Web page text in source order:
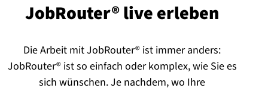
JobRouter® live erleben
Die Arbeit mit JobRouter® ist immer anders:
JobRouter® ist so einfach oder komplex, wie Sie es
sich wünschen. Je nachdem, wo Ihre